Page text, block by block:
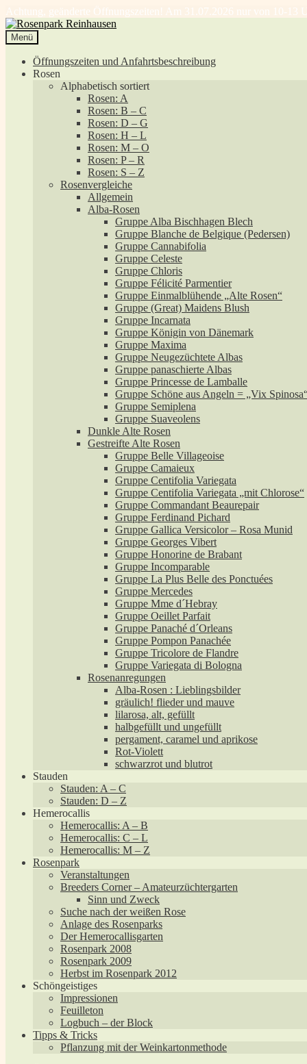
Achtung, geänderte Öffnungszeiten! Am 31.07.2026 nur von 10-13
Zur
Navigation
springen
Zum
Inhalt
springen
Menü
Öffnungszeiten und Anfahrtsbeschreibung
Rosen
Alphabetisch sortiert
Rosen: A
Rosen: B – C
Rosen: D – G
Rosen: H – L
Rosen: M – O
Rosen: P – R
Rosen: S – Z
Rosenvergleiche
Allgemein
Alba-Rosen
Gruppe Alba Bischhagen Blech
Gruppe Blanche de Belgique (Pedersen)
Gruppe Cannabifolia
Gruppe Celeste
Gruppe Chloris
Gruppe Félicité Parmentier
Gruppe Einmalblühende „Alte Rosen“
Gruppe (Great) Maidens Blush
Gruppe Incarnata
Gruppe Königin von Dänemark
Gruppe Maxima
Gruppe Neugezüchtete Albas
Gruppe panaschierte Albas
Gruppe Princesse de Lamballe
Gruppe Schöne aus Angeln = „Vix
Gruppe Semiplena
Gruppe Suaveolens
Dunkle Alte Rosen
Gestreifte Alte Rosen
Gruppe Belle Villageoise
Gruppe Camaieux
Gruppe Centifolia Variegata
Gruppe Centifolia Variegata „mit Chlorose“
Gruppe Commandant Beaurepair
Gruppe Ferdinand Pichard
Gruppe Gallica Versicolor – Rosa Munid
Gruppe Georges Vibert
Gruppe Honorine de Brabant
Gruppe Incomparable
Gruppe La Plus Belle des Ponctuées
Gruppe Mercedes
Gruppe Mme d´Hebray
Gruppe Oeillet Parfait
Gruppe Panaché d´Orleans
Gruppe Pompon Panachée
Gruppe Tricolore de Flandre
Gruppe Variegata di Bologna
Rosenanregungen
Alba-Rosen : Lieblingsbilder
gräulich! flieder und mauve
lilarosa, alt, gefüllt
halbgefüllt und ungefüllt
pergament, caramel und aprikose
Rot-Violett
schwarzrot und blutrot
Stauden
Stauden: A – C
Stauden: D – Z
Hemerocallis
Hemerocallis: A – B
Hemerocallis: C – L
Hemerocallis: M – Z
Rosenpark
Veranstaltungen
Breeders Corner – Amateurzüchtergarten
Sinn und Zweck
Suche nach der weißen Rose
Anlage des Rosenparks
Der Hemerocallisgarten
Rosenpark 2008
Rosenpark 2009
Herbst im Rosenpark 2012
Schöngeistiges
Impressionen
Feuilleton
Logbuch – der Block
Tipps & Tricks
Pflanzung mit der Weinkartonmethode